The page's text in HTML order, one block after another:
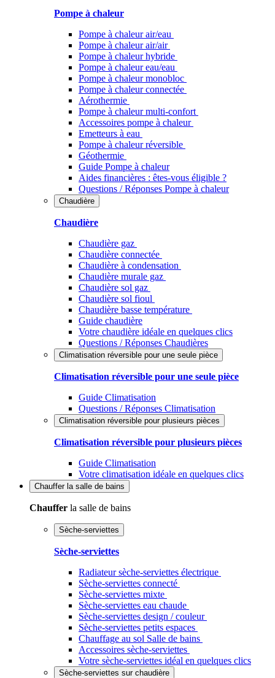
Pompe à chaleur
Pompe à chaleur air/eau
Pompe à chaleur air/air
Pompe à chaleur hybride
Pompe à chaleur​ eau/eau
Pompe à chaleur monobloc
Pompe à chaleur connectée
Aérothermie
Pompe à chaleur multi-confort
Accessoires pompe à chaleur
Emetteurs à eau
Pompe à chaleur réversible
Géothermie
Guide Pompe à chaleur
Aides financières : êtes-vous éligible ?
Questions / Réponses Pompe à chaleur
Chaudière
Chaudière
Chaudière gaz
Chaudière connectée
Chaudière à condensation
Chaudière murale gaz
Chaudière sol gaz
Chaudière sol fioul
Chaudière basse température
Guide chaudière
Votre chaudière idéale en quelques clics
Questions / Réponses Chaudières
Climatisation réversible pour une seule pièce
Climatisation réversible pour une seule pièce
Guide Climatisation
Questions / Réponses Climatisation
Climatisation réversible pour plusieurs pièces
Climatisation réversible pour plusieurs pièces
Guide Climatisation
Votre climatisation idéale en quelques clics
Chauffer la salle de bains
Chauffer la salle de bains
Sèche-serviettes
Sèche-serviettes
Radiateur sèche-serviettes électrique
Sèche-serviettes connecté
Sèche-serviettes mixte
Sèche-serviettes eau chaude
Sèche-serviettes design / couleur
Sèche-serviettes petits espaces
Chauffage au sol Salle de bains
Accessoires sèche-serviettes
Votre sèche-serviettes idéal en quelques clics
Sèche-serviettes sur chaudière